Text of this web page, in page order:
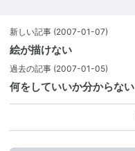
新しい記事 (2007-01-07)
絵が描けない
過去の記事 (2007-01-05)
何をしていいか分からない